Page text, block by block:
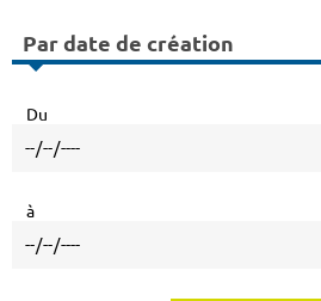
Par date de création
Du
à